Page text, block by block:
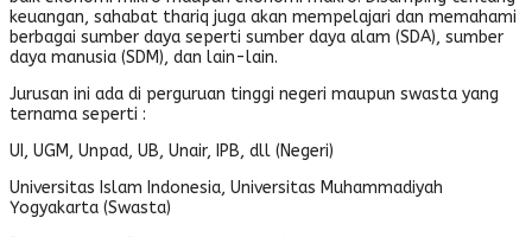
keuangan, sahabat thariq juga akan mempelajari dan memahami
berbagai sumber daya seperti sumber daya alam (SDA), sumber
daya manusia (SDM), dan lain-lain.
Jurusan ini ada di perguruan tinggi negeri maupun swasta yang
ternama seperti :
UI, UGM, Unpad, UB, Unair, IPB, dll (Negeri)
Universitas Islam Indonesia, Universitas Muhammadiyah
Yogyakarta (Swasta)